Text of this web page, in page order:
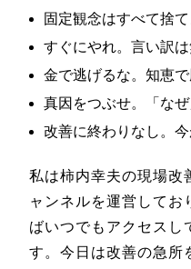
固定観念はすべて捨て
すぐにやれ。言い訳は
金で逃げるな。知恵で
真因をつぶせ。「なぜ
改善に終わりなし。今
私は柿内幸夫の現場改
ャンネルを運営してお
ばいつでもアクセスし
す。今日は改善の急所